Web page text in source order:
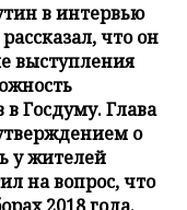
в интервью
что он
выступления
Госдуму. Глава
о
у жителей
на вопрос, что